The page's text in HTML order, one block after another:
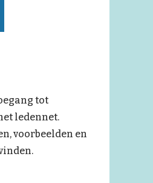
tot
ledennet.
voorbeelden en